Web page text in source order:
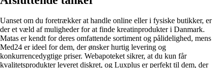
Uanset om du foretrækker at handle online eller i fysiske butikker, er
der et væld af muligheder for at finde kreatinprodukter i Danmark.
Matas er kendt for deres omfattende sortiment og pålidelighed, mens
Med24 er ideel for dem, der ønsker hurtig levering og
konkurrencedygtige priser. Webapoteket sikrer, at du kun får
kvalitetsprodukter leveret diskret, og Luxplus er perfekt til dem, der